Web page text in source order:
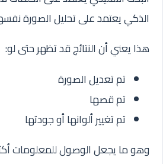
الذكي يعتمد على تحليل الصورة
هذا يعني أن النتائج قد تظهر حتى لو:
تم تعديل الصورة
تم قصها
تم تغيير ألوانها أو جودتها
وهو ما يجعل الوصول للمعلومات